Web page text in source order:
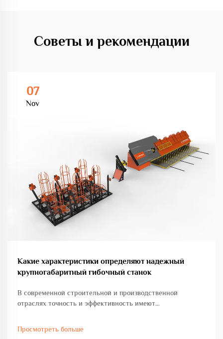
Советы и рекомендации
07
Nov
Какие характеристики определяют надежный
крупногабаритный гибочный станок
В современной строительной и производственной
отраслях точность и эффективность имеют
Крупногабаритный гибочный станок представляет собой
Просмотреть больше